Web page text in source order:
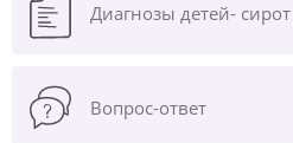
Диагнозы детей- сирот
Вопрос-ответ